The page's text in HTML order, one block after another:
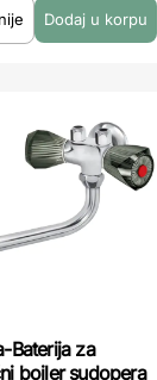
Baterija za
bojler sudopera